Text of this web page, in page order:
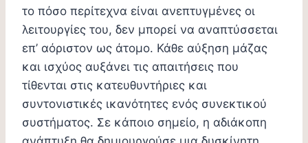
το πόσο περίτεχνα είναι ανεπτυγμένες οι
λειτουργίες του, δεν μπορεί να αναπτύσσεται
επ’ αόριστον ως άτομο. Κάθε αύξηση μάζας
και ισχύος αυξάνει τις απαιτήσεις που
τίθενται στις κατευθυντήριες και
συντονιστικές ικανότητες ενός συνεκτικού
συστήματος. Σε κάποιο σημείο, η αδιάκοπη